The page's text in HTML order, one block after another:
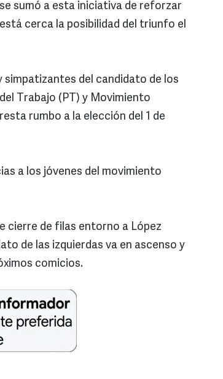
sumó a esta iniciativa de reforzar
cerca la posibilidad del triunfo el
simpatizantes del candidato de los
Trabajo (PT) y Movimiento
rumbo a la elección del 1 de
a los jóvenes del movimiento
cierre de filas entorno a López
de las izquierdas va en ascenso y
comicios.